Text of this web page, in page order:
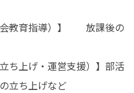
導）】	放課後の
ち上げ・運営支援）】部活
立ち上げなど